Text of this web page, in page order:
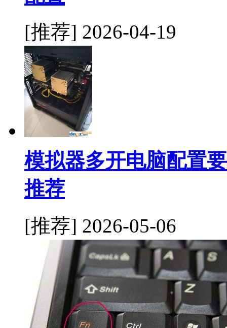
[推荐] 2026-04-19
模拟器多开电脑配置
推荐
[推荐] 2026-05-06